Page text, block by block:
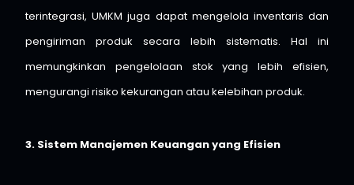
terintegrasi, UMKM juga dapat mengelola inventaris dan
pengiriman produk secara lebih sistematis. Hal ini
memungkinkan pengelolaan stok yang lebih efisien,
mengurangi risiko kekurangan atau kelebihan produk.
3. Sistem Manajemen Keuangan yang Efisien